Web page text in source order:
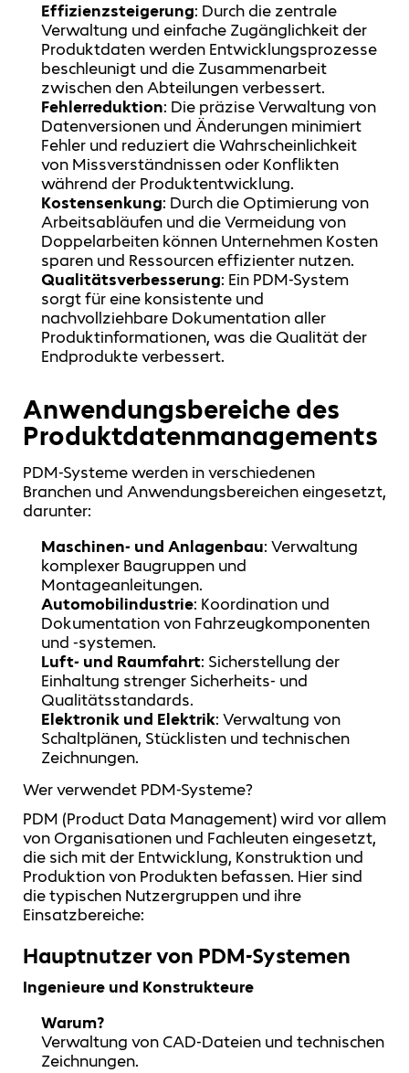
Effizienzsteigerung: Durch die zentrale
Verwaltung und einfache Zugänglichkeit der
Produktdaten werden Entwicklungsprozesse
beschleunigt und die Zusammenarbeit
zwischen den Abteilungen verbessert.
Fehlerreduktion: Die präzise Verwaltung von
Datenversionen und Änderungen minimiert
Fehler und reduziert die Wahrscheinlichkeit
von Missverständnissen oder Konflikten
während der Produktentwicklung.
Kostensenkung: Durch die Optimierung von
Arbeitsabläufen und die Vermeidung von
Doppelarbeiten können Unternehmen Kosten
sparen und Ressourcen effizienter nutzen.
Qualitätsverbesserung: Ein PDM-System
sorgt für eine konsistente und
nachvollziehbare Dokumentation aller
Produktinformationen, was die Qualität der
Endprodukte verbessert.
Anwendungsbereiche des
Produktdatenmanagements
PDM-Systeme werden in verschiedenen
Branchen und Anwendungsbereichen eingesetzt,
darunter:
Maschinen- und Anlagenbau: Verwaltung
komplexer Baugruppen und
Montageanleitungen.
Automobilindustrie: Koordination und
Dokumentation von Fahrzeugkomponenten
und -systemen.
Luft- und Raumfahrt: Sicherstellung der
Einhaltung strenger Sicherheits- und
Qualitätsstandards.
Elektronik und Elektrik: Verwaltung von
Schaltplänen, Stücklisten und technischen
Zeichnungen.
Wer verwendet PDM-Systeme?
PDM (Product Data Management) wird vor allem
von Organisationen und Fachleuten eingesetzt,
die sich mit der Entwicklung, Konstruktion und
Produktion von Produkten befassen. Hier sind
die typischen Nutzergruppen und ihre
Einsatzbereiche:
Hauptnutzer von PDM-Systemen
Ingenieure und Konstrukteure
Warum?
Verwaltung von CAD-Dateien und technischen
Zeichnungen.